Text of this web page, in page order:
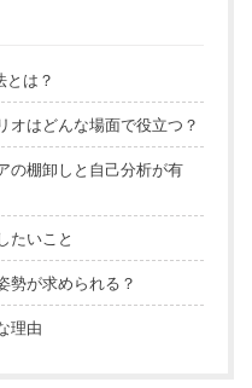
とは？
オはどんな場面で役立つ？
の棚卸しと自己分析が有
たいこと
勢が求められる？
理由